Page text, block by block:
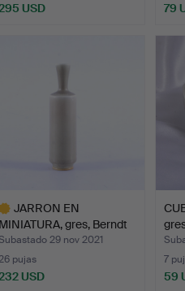
USD 79
JARRON EN
gres, Berndt
29 nov 2021
pujas
USD
7
59